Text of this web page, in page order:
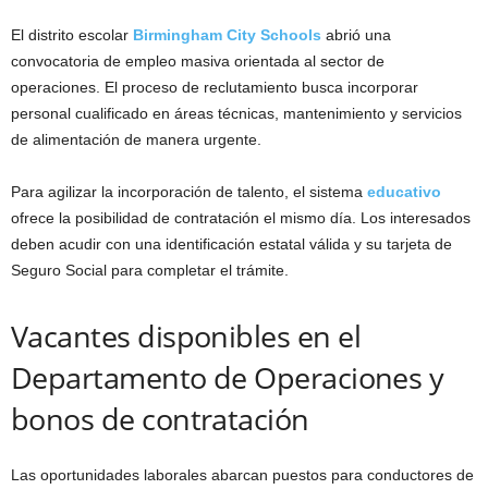
El distrito escolar Birmingham City Schools abrió una
convocatoria de empleo masiva orientada al sector de
operaciones. El proceso de reclutamiento busca incorporar
personal cualificado en áreas técnicas, mantenimiento y servicios
de alimentación de manera urgente.
Para agilizar la incorporación de talento, el sistema educativo
ofrece la posibilidad de contratación el mismo día. Los interesados
deben acudir con una identificación estatal válida y su tarjeta de
Seguro Social para completar el trámite.
Vacantes disponibles en el
Departamento de Operaciones y
bonos de contratación
Las oportunidades laborales abarcan puestos para conductores de